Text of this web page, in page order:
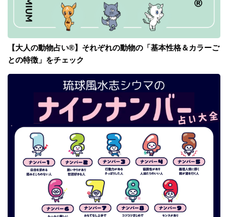
【大人の動物占い®】それぞれの動物の「基本性格＆カラーご
との特徴」をチェック